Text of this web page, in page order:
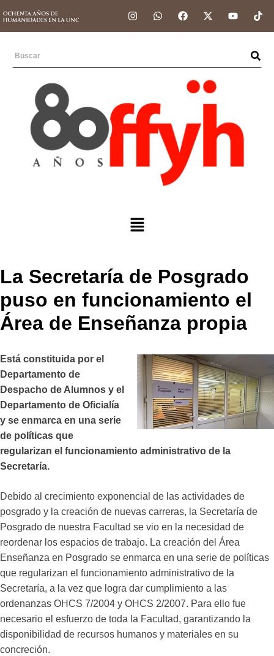
La Secretaría de Posgrado
puso en funcionamiento el
Área de Enseñanza propia
Está constituida por el
Departamento de
Despacho de Alumnos y el
Departamento de Oficialía
y se enmarca en una serie
de políticas que
regularizan el funcionamiento administrativo de la
Secretaría.
Debido al crecimiento exponencial de las actividades de
posgrado y la creación de nuevas carreras, la Secretaría de
Posgrado de nuestra Facultad se vio en la necesidad de
reordenar los espacios de trabajo. La creación del Área
Enseñanza en Posgrado se enmarca en una serie de políticas
que regularizan el funcionamiento administrativo de la
Secretaría, a la vez que logra dar cumplimiento a las
ordenanzas OHCS 7/2004 y OHCS 2/2007. Para ello fue
necesario el esfuerzo de toda la Facultad, garantizando la
disponibilidad de recursos humanos y materiales en su
concreción.